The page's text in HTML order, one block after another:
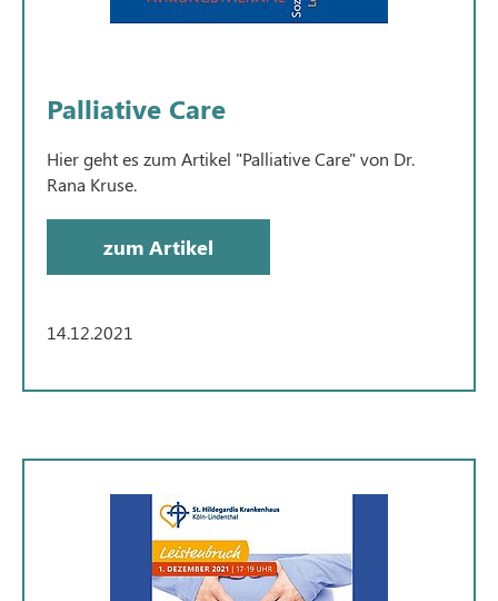
Palliative Care
Hier geht es zum Artikel "Palliative Care" von Dr.
Rana Kruse.
zum Artikel
14.12.2021